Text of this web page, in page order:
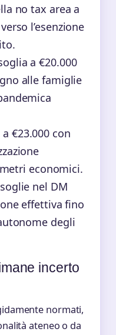
no tax area a
l’esenzione
a €20.000
alle famiglie
€23.000 con
economici.
nel DM
effettiva fino
degli
incerto
normati,
ateneo o da